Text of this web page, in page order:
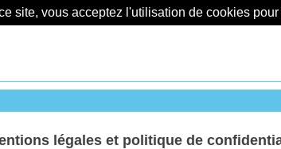
site, vous acceptez l'utilisation de cookies
légales et politique de